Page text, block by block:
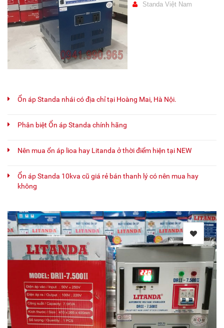
Standa Việt Nam
Ổn áp Standa nhái có địa chỉ tại Hoàng Mai, Hà Nội.
Phân biệt Ổn áp Standa chính hãng
Nên mua ổn áp lioa hay Litanda ở thời điểm hiện tại NEW
Ổn áp Standa 10kva cũ giá rẻ bán thanh lý có nên mua hay
không